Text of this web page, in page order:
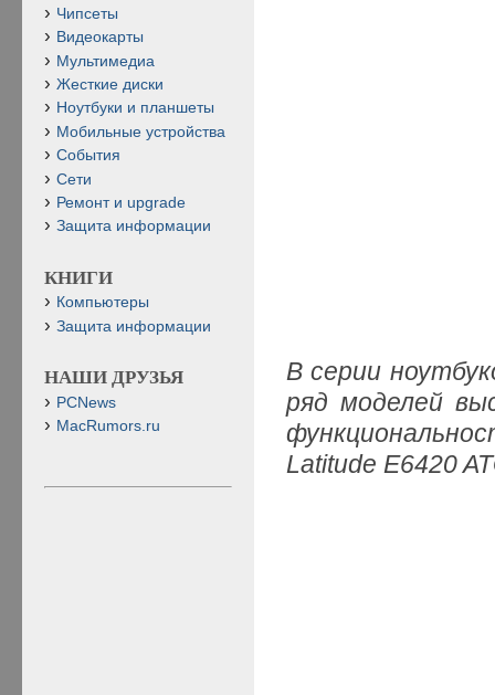
В серии
ряд моделей
Latitude E6420
Чипсеты
Видеокарты
Мультимедиа
Жесткие диски
Ноутбуки и планшеты
Мобильные устройства
События
Сети
Ремонт и upgrade
Защита информации
КНИГИ
Компьютеры
Защита информации
НАШИ ДРУЗЬЯ
PCNews
MacRumors.ru